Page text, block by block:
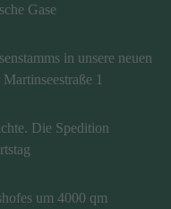
Gase
in unsere neuen
1
Die Spedition
um 4000 qm